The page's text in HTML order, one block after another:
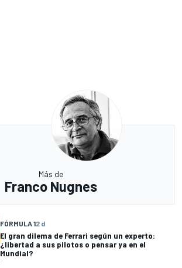
Más de
Franco Nugnes
FÓRMULA 12 d
El gran dilema de Ferrari según un experto:
¿libertad a sus pilotos o pensar ya en el
Mundial?